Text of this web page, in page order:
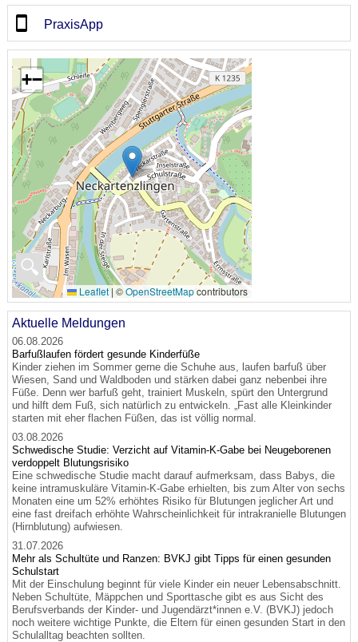
PraxisApp
🔍
+−
Leaflet | ©OpenStreetMapcontributors
Aktuelle Meldungen
06.08.2026
Barfußlaufen fördert gesunde Kinderfüße
Kinder ziehen im Sommer gerne die Schuhe aus, laufen barfuß über
Wiesen, Sand und Waldboden und stärken dabei ganz nebenbei ihre
Füße. Denn wer barfuß geht, trainiert Muskeln, spürt den Untergrund
und hilft dem Fuß, sich natürlich zu entwickeln. „Fast alle Kleinkinder
starten mit eher flachen Füßen, das ist völlig normal.
03.08.2026
Schwedische Studie: Verzicht auf Vitamin-K-Gabe bei Neugeborenen
verdoppelt Blutungsrisiko
Eine schwedische Studie macht darauf aufmerksam, dass Babys, die
keine intramuskuläre Vitamin-K-Gabe erhielten, bis zum Alter von sechs
Monaten eine um 52% erhöhtes Risiko für Blutungen jeglicher Art und
eine fast dreifach erhöhte Wahrscheinlichkeit für intrakranielle Blutungen
(Hirnblutung) aufwiesen.
31.07.2026
Mehr als Schultüte und Ranzen: BVKJ gibt Tipps für einen gesunden
Schulstart
Mit der Einschulung beginnt für viele Kinder ein neuer Lebensabschnitt.
Neben Schultüte, Mäppchen und Sporttasche gibt es aus Sicht des
Berufsverbands der Kinder- und Jugendärzt*innen e.V. (BVKJ) jedoch
noch weitere wichtige Punkte, die Eltern für einen gesunden Start in den
Schulalltag beachten sollten.